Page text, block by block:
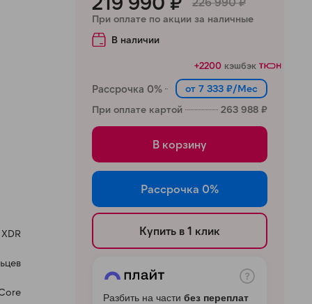
При оплате по акции за наличные
В наличии
+2200 кэшбэк
Рассрочка 0%
от 7 333 ₽/Мес
При оплате картой
263 988 ₽
В корзину
Рассрочка 0%
Купить в 1 клик
Разбить на части без переплат